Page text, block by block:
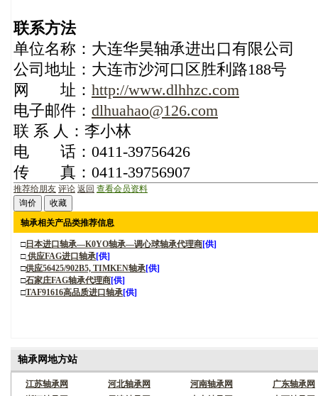
联系方法
单位名称：大连华昊轴承进出口有限公司
公司地址：大连市沙河口区胜利路188号
网 址： http://www.dlhhzc.com
电子邮件： dlhuahao@126.com
联 系 人：李小林
电 话：0411-39756426
传 真：0411-39756907
推荐给朋友 评论 返回 查看会员资料
轴承相关产品类推荐信息
□日本进口轴承—K0YO轴承—调心球轴承代理商[供]
□供应FAG进口轴承[供]
□供应56425/902B5, TIMKEN轴承[供]
□石家庄FAG轴承代理商[供]
□TAF91616高品质进口轴承[供]
轴承网地方站
江苏轴承网 河北轴承网 河南轴承网
广东轴承网